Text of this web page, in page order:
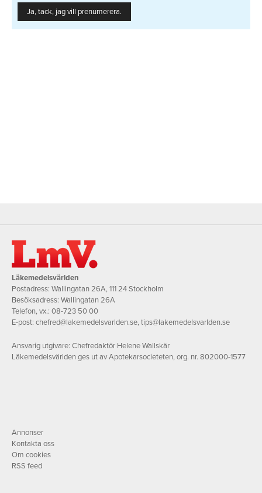
Ja, tack, jag vill prenumerera.
Läkemedelsvärlden
Postadress: Wallingatan 26A, 111 24 Stockholm
Besöksadress: Wallingatan 26A
Telefon, vx.: 08-723 50 00
E-post: chefred@lakemedelsvarlden.se,tips@lakemedelsvarlden.se
Ansvarig utgivare: Chefredaktör Helene Wallskär
Läkemedelsvärlden ges ut av Apotekarsocieteten, org. nr. 802000-1577
Annonser
Kontakta oss
Om cookies
RSS feed